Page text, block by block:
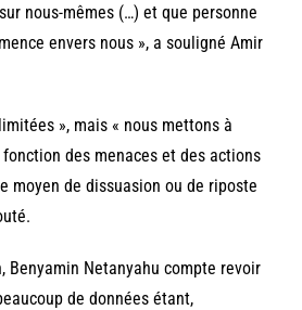
nous-mêmes (…) et que personne
envers nous », a souligné Amir
», mais « nous mettons à
des menaces et des actions
moyen de dissuasion ou de riposte
Benyamin Netanyahu compte revoir
de données étant,